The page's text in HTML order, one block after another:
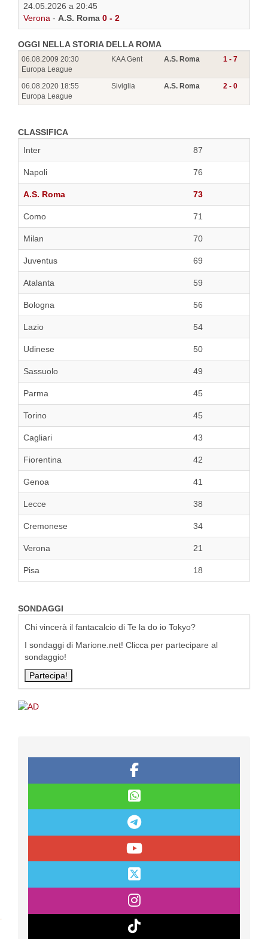
24.05.2026 a 20:45
Verona - A.S. Roma 0 - 2
OGGI NELLA STORIA DELLA ROMA
06.08.2009 20:30
Europa League
KAA Gent A.S. Roma 1 - 7
06.08.2020 18:55
Europa League
Siviglia A.S. Roma 2 - 0
CLASSIFICA
Inter
87
Napoli 76
A.S. Roma 73
Como 71
Milan 70
Juventus 69
Atalanta 59
Bologna 56
Lazio 54
Udinese 50
Sassuolo 49
Parma 45
Torino 45
Cagliari 43
Fiorentina 42
Genoa 41
Lecce 38
Cremonese 34
Verona 21
Pisa 18
SONDAGGI
Chi vincerà il fantacalcio di Te la do io Tokyo?
I sondaggi di Marione.net! Clicca per partecipare al
sondaggio!